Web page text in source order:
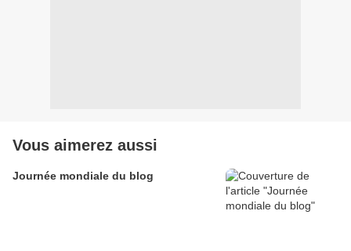
Vous aimerez aussi
Journée mondiale du blog